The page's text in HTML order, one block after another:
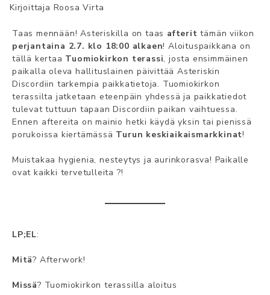
Kirjoittaja Roosa Virta
Taas mennään! Asteriskilla on taas afterittämän viikon
perjantaina 2.7. klo 18:00 alkaen! Aloituspaikkana on
tällä kertaa Tuomiokirkon terassi, josta ensimmäinen
paikalla oleva hallituslainen päivittää Asteriskin
Discordiin tarkempia paikkatietoja. Tuomiokirkon
terassilta jatketaan eteenpäin yhdessä ja paikkatiedot
tulevat tuttuun tapaan Discordiin paikan vaihtuessa.
Ennen aftereita on mainio hetki käydä yksin tai pienissä
porukoissa kiertämässä Turun keskiaikaismarkkinat!
Muistakaa hygienia, nesteytys ja aurinkorasva! Paikalle
ovat kaikki tervetulleita ?!
LP;EL:
Mitä? Afterwork!
Missä? Tuomiokirkon terassilla aloitus